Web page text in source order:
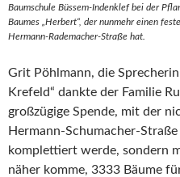
Baumschule Büssem-Indenklef bei der
Baumes „Herbert“, der nunmehr einen
Hermann-Rademacher-Straße hat.
Grit Pöhlmann, die
Krefeld“ dankte der Familie
großzügige Spende, mit der
Hermann-Schumacher-
komplettiert werde, sondern
näher komme, 3333 Bäume